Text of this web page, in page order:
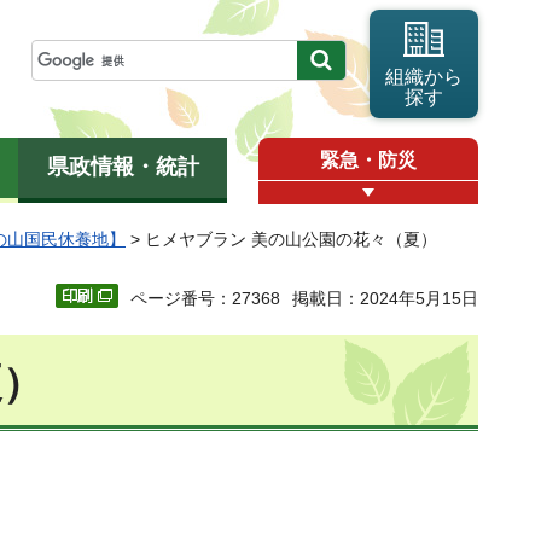
組織から
探す
県政情報・統計 緊急・防災
国民休養地】 > ヒメヤブラン 美の山公園の花々（夏）
ページ番号：27368 掲載日：2024年5月15日